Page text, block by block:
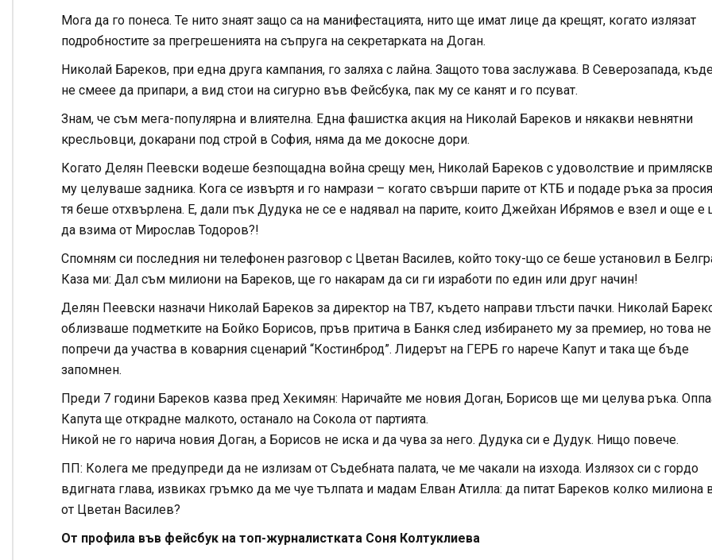
Мога да го понеса. Те нито знаят защо са на манифестацията, нито ще имат лице да крещят, когато излязат
подробностите за прегрешенията на съпруга на секретарката на Доган.
Николай Бареков, при една друга кампания, го заляха с лайна. Защото това заслужава. В Северозапада,
не смеее да припари, а вид стои на сигурно във Фейсбука, пак му се канят и го псуват.
Знам, че съм мега-популярна и влиятелна. Една фашистка акция на Николай Бареков и някакви невнятни
кресльовци, докарани под строй в София, няма да ме докосне дори.
Когато Делян Пеевски водеше безпощадна война срещу мен, Николай Бареков с удоволствие и
му целуваше задника. Кога се извъртя и го намрази – когато свърши парите от КТБ и подаде ръка за
тя беше отхвърлена. Е, дали пък Дудука не се е надявал на парите, които Джейхан Ибрямов е взел и още е
да взима от Мирослав Тодоров?!
Спомням си последния ни телефонен разговор с Цветан Василев, който току-що се беше установил в
Каза ми: Дал съм милиони на Бареков, ще го накарам да си ги изработи по един или друг начин!
Делян Пеевски назначи Николай Бареков за директор на ТВ7, където направи тлъсти пачки. Николай
облизваше подметките на Бойко Борисов, пръв притича в Банкя след избирането му за премиер, но това
попречи да участва в коварния сценарий “Костинброд”. Лидерът на ГЕРБ го нарече Капут и така ще бъде
запомнен.
Преди 7 години Бареков казва пред Хекимян: Наричайте ме новия Доган, Борисов ще ми целува ръка.
Капута ще открадне малкото, останало на Сокола от партията.
Никой не го нарича новия Доган, а Борисов не иска и да чува за него. Дудука си е Дудук. Нищо повече.
ПП: Колега ме предупреди да не излизам от Съдебната палата, че ме чакали на изхода. Излязох си с гордо
вдигната глава, извиках гръмко да ме чуе тълпата и мадам Елван Атилла: да питат Бареков колко милиона
от Цветан Василев?
От профила във фейсбук на топ-журналистката Соня Колтуклиева